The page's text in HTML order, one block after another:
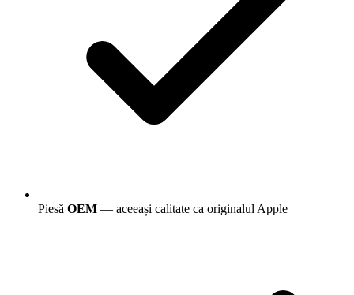
Piesă OEM — aceeași calitate ca originalul Apple